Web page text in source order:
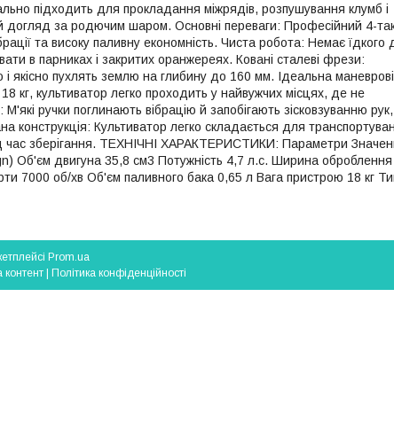
підходить для прокладання міжрядів, розпушування клумб і
догляд за родючим шаром. Основні переваги: Професійний 4-
та високу паливну економність. Чиста робота: Немає їдкого
в парниках і закритих оранжереях. Ковані сталеві фрези:
якісно пухлять землю на глибину до 160 мм. Ідеальна
кг, культиватор легко проходить у найвужчих місцях, де не
ручки поглинають вібрацію й запобігають зісковзуванню рук,
Культиватор легко складається для
час зберігання. ТЕХНІЧНІ ХАРАКТЕРИСТИКИ: Параметри
Об'єм двигуна 35,8 см3 Потужність 4,7 л.с. Ширина
7000 об/хв Об'єм паливного бака 0,65 л Вага пристрою 18 кг
Prom.ua
контент Політика конфіденційності